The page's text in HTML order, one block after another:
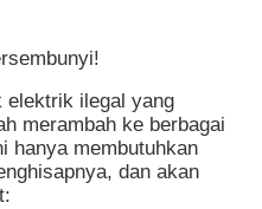
elektrik ilegal yang
merambah ke berbagai
hanya membutuhkan
dan akan